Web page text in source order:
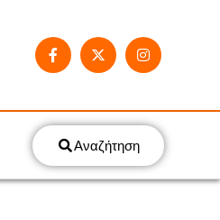
Αναζήτηση